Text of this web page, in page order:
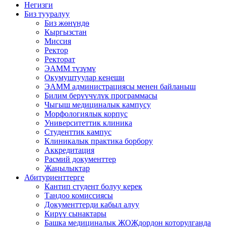
Негизги
Биз тууралуу
Биз жөнүндө
Кыргызстан
Миссия
Ректор
Ректорат
ЭАММ түзүмү
Окумуштуулар кеңеши
ЭАММ администрациясы менен байланыш
Билим берүүчүлүк программасы
Чыгыш медициналык кампусу
Морфологиялык корпус
Университеттик клиника
Студенттик кампус
Клиникалык практика борбору
Аккредитация
Расмий документтер
Жаңылыктар
Абитуриенттерге
Кантип студент болуу керек
Тандоо комиссиясы
Документтерди кабыл алуу
Кирүү сынактары
Башка медициналык ЖОЖдордон которулганда